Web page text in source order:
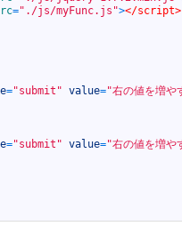
="./js/myFunc.js"></script>
="submit" value="右の値を増や
="submit" value="右の値を増や